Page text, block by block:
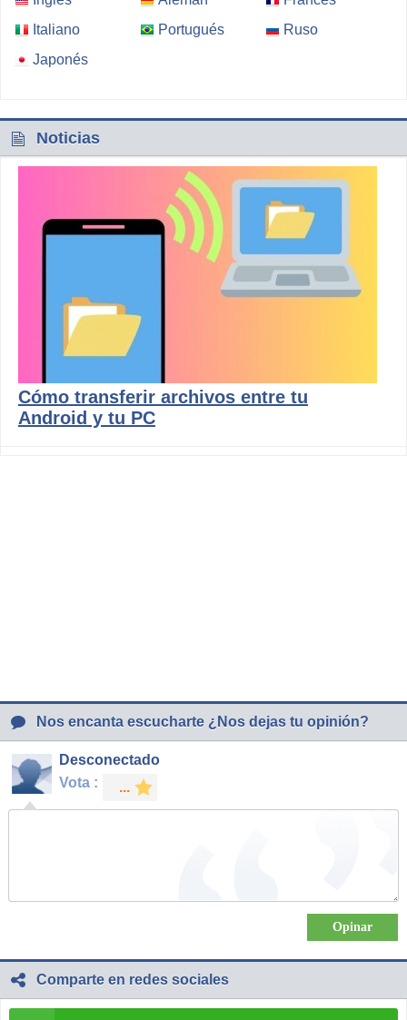
Italiano
Portugués
Ruso
Japonés
Noticias
Cómo transferir archivos entre tu
Android y tu PC
Nos encanta escucharte ¿Nos dejas tu opinión?
Desconectado
Vota :
Comparte en redes sociales